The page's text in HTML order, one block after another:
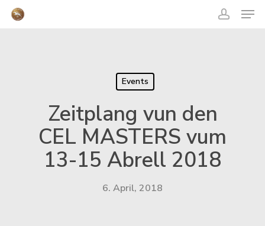
main
Events
Zeitplang vun den
CEL MASTERS vum
13-15 Abrell 2018
6. April, 2018